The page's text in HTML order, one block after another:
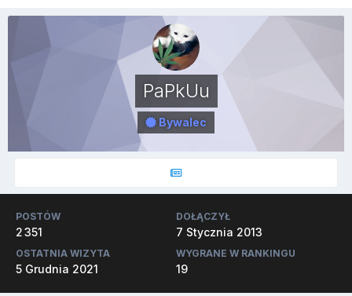
PaPkUu
Bywalec
POSTÓW
2 351
DOŁĄCZYŁ
7 Stycznia 2013
OSTATNIA WIZYTA
5 Grudnia 2021
WYGRANE W RANKINGU
19